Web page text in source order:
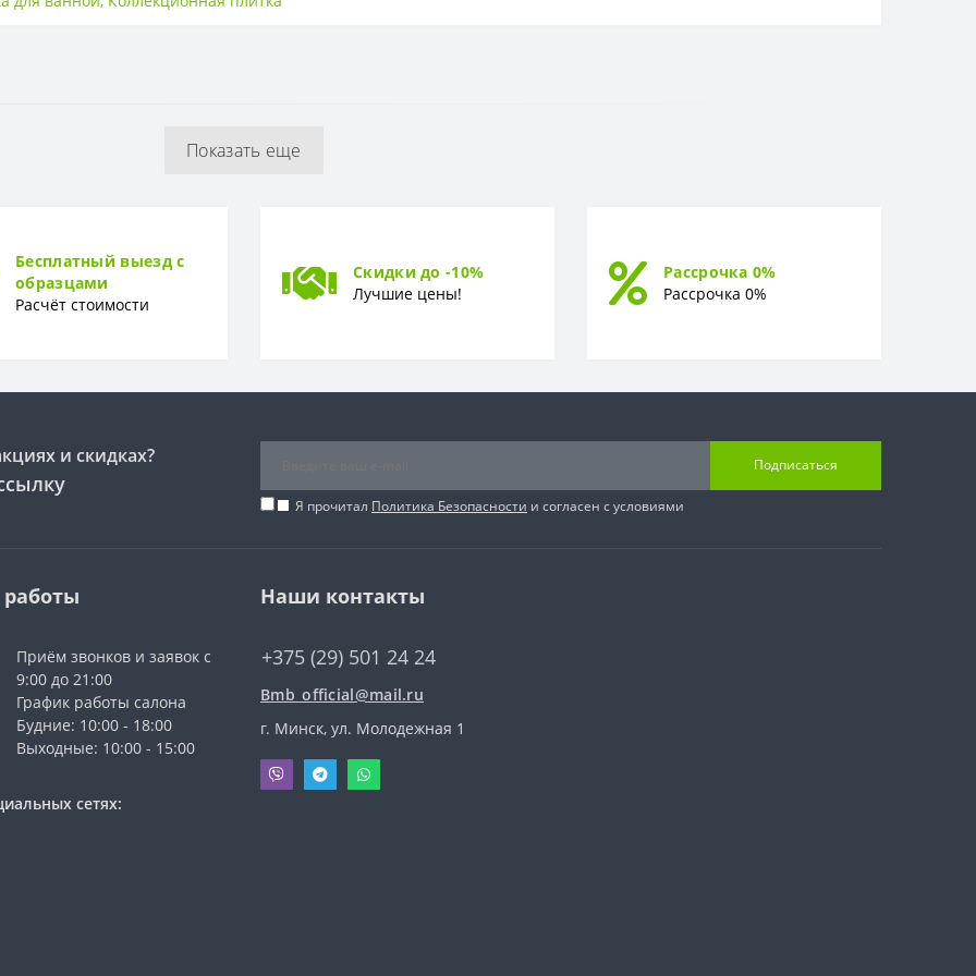
Показать еще
Бесплатный выезд с
образцами
Расчёт стоимости
Скидки до -10%
Лучшие цены!
Рассрочка 0%
Рассрочка 0%
и скидках? Подписаться
Я прочитал Политика Безопасности и согласен с условиями
Приём звонков и заявок с
9:00 до 21:00
График работы салона
Будние: 10:00 - 18:00
Выходные: 10:00 - 15:00
сетях:
Наши контакты
+375 (29) 501 24 24
Bmb_official@mail.ru
г. Минск, ул. Молодежная 1